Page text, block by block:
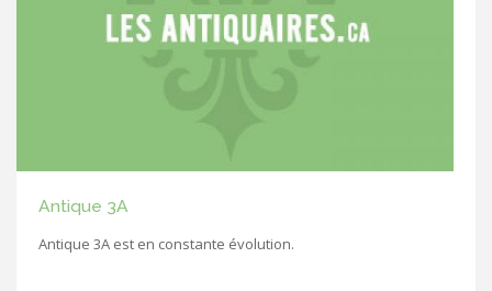
Antique 3A
Antique 3A est en constante évolution.